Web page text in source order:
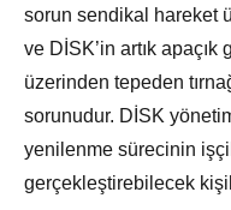
sorun sendikal hareket
ve DİSK’in artık
üzerinden tepeden
sorunudur. DİSK
yenilenme sürecinin
gerçekleştirebilecek